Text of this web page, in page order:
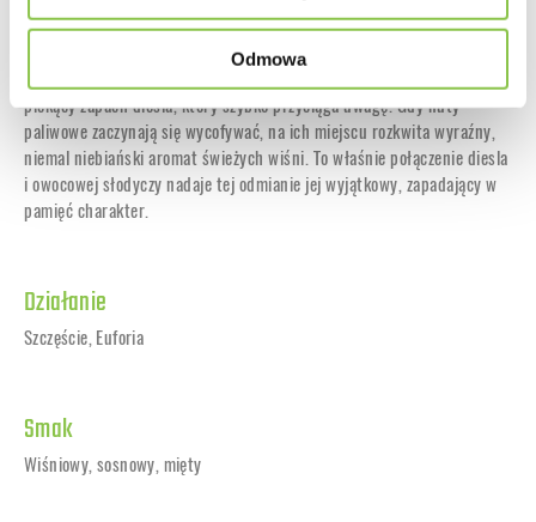
Odmowa
Profil terpenowy Feminizowanej Sweet Cherry Kush jest równie
złożony. Po otwarciu słoika jako pierwsze uwalniają się słodkie,
piekący zapach diesla, który szybko przyciąga uwagę. Gdy nuty
paliwowe zaczynają się wycofywać, na ich miejscu rozkwita wyraźny,
niemal niebiański aromat świeżych wiśni. To właśnie połączenie diesla
i owocowej słodyczy nadaje tej odmianie jej wyjątkowy, zapadający w
pamięć charakter.
Działanie
Szczęście, Euforia
Smak
Wiśniowy, sosnowy, mięty